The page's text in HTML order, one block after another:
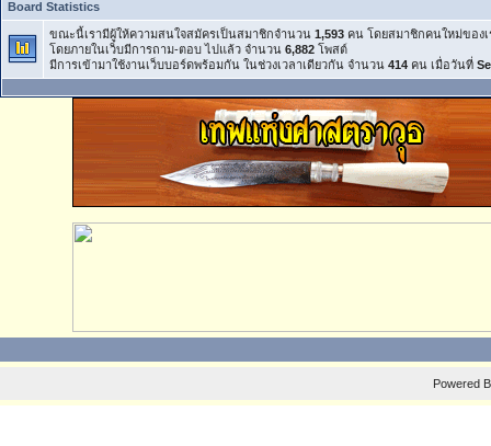
Board Statistics
ขณะนี้เรามีผู้ให้ความสนใจสมัครเป็นสมาชิกจำนวน 1,593 คน โดยสมาชิกคนใหม่ของ
โดยภายในเว็บมีการถาม-ตอบ ไปแล้ว จำนวน 6,882 โพสต์
มีการเข้ามาใช้งานเว็บบอร์ดพร้อมกัน ในช่วงเวลาเดียวกัน จำนวน 414 คน เมื่อวันที่
Powered